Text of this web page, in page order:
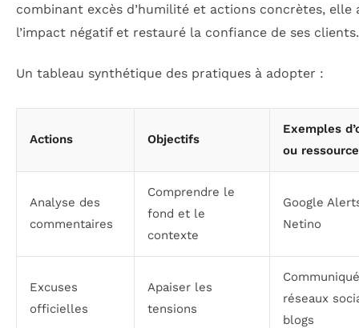
combinant excès d’humilité et actions concrètes, elle
l’impact négatif et restauré la confiance de ses clients.
Un tableau synthétique des pratiques à adopter :
Actions Objectifs
Exemples
ou
Analyse des
commentaires
Comprendre le
fond et le
contexte
Google
Netino
Excuses
officielles
Apaiser les
tensions
réseaux
blogs